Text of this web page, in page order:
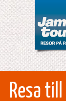
Resa